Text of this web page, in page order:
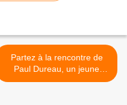
Partez à la rencontre de
Paul Dureau, un jeune
artiste aux multiples talents